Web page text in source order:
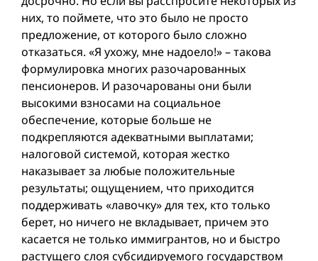
них, то поймете, что это было не просто
предложение, от которого было сложно
отказаться. «Я ухожу, мне надоело!» – такова
формулировка многих разочарованных
пенсионеров. И разочарованы они были
высокими взносами на социальное
обеспечение, которые больше не
подкрепляются адекватными выплатами;
налоговой системой, которая жестко
наказывает за любые положительные
результаты; ощущением, что приходится
поддерживать «лавочку» для тех, кто только
берет, но ничего не вкладывает, причем это
касается не только иммигрантов, но и быстро
растущего слоя субсидируемого государством